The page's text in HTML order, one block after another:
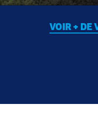
VOIR + DE